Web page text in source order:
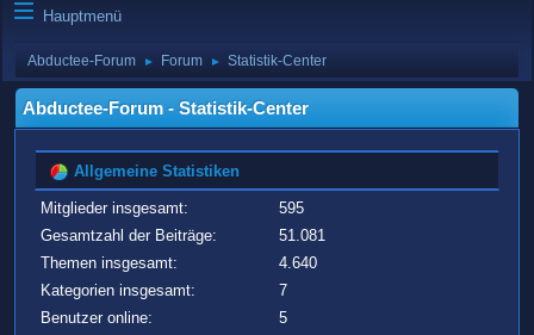
Hauptmenü
Abductee-Forum ► Forum ► Statistik-Center
Abductee-Forum - Statistik-Center
Allgemeine Statistiken
Mitglieder insgesamt:
595
Gesamtzahl der Beiträge:
51.081
Themen insgesamt:
4.640
Kategorien insgesamt:
7
Benutzer online:
5